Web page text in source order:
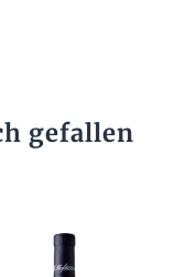
gefallen